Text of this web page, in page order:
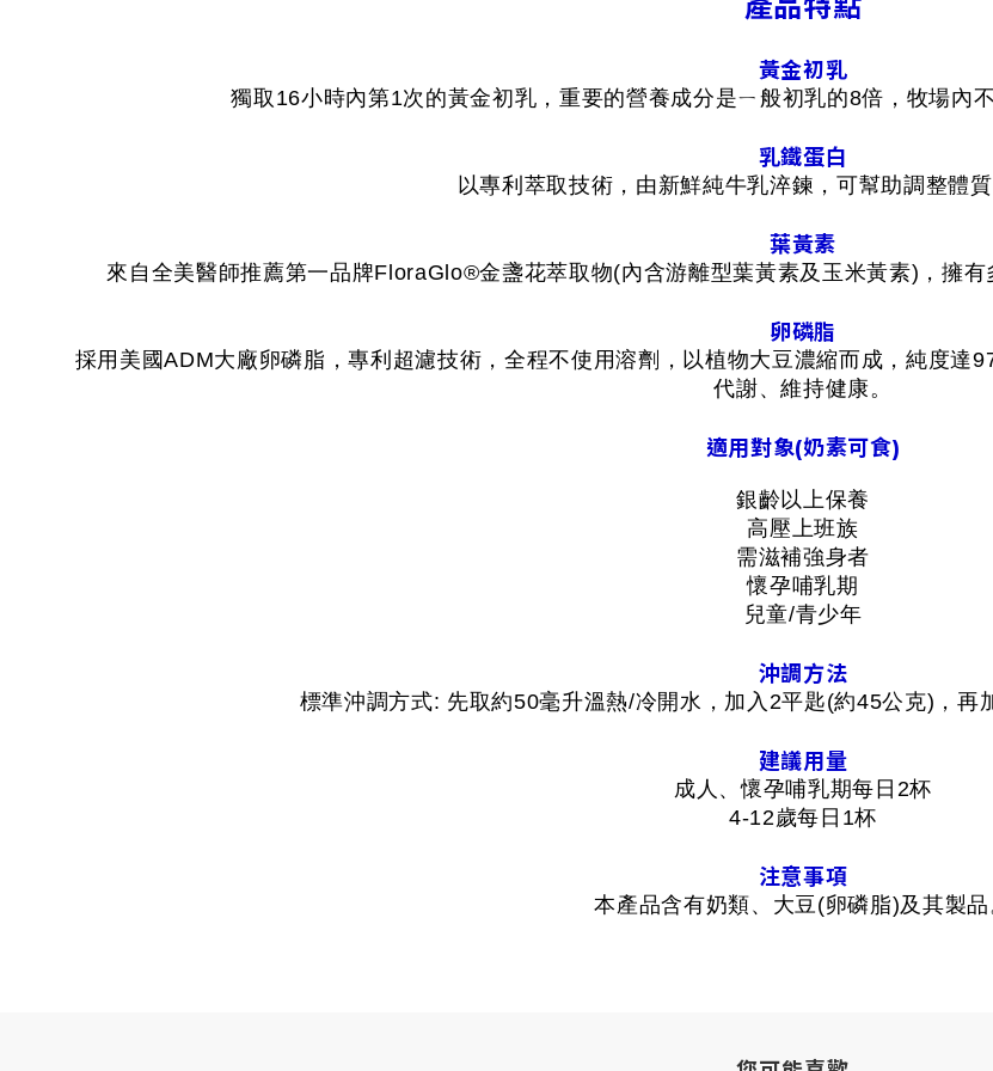
產品特點
黃金初乳
獨取16小時內第1次的黃金初乳，重要的營養成分是ㄧ般初乳的8倍，牧場內
乳鐵蛋白
以專利萃取技術，由新鮮純牛乳淬鍊，可幫助調整體質
葉黃素
來自全美醫師推薦第一品牌FloraGlo®金盞花萃取物(內含游離型葉黃素及玉米黃素)，擁有
卵磷脂
採用美國ADM大廠卵磷脂，專利超濾技術，全程不使用溶劑，以植物大豆濃縮而成，純度達
代謝、維持健康。
適用對象(奶素可食)
銀齡以上保養
高壓上班族
需滋補強身者
懷孕哺乳期
兒童/青少年
沖調方法
標準沖調方式: 先取約50毫升溫熱/冷開水，加入2平匙(約45公克)，再
建議用量
成人、懷孕哺乳期每日2杯
4-12歲每日1杯
注意事項
本產品含有奶類、大豆(卵磷脂)及其製品